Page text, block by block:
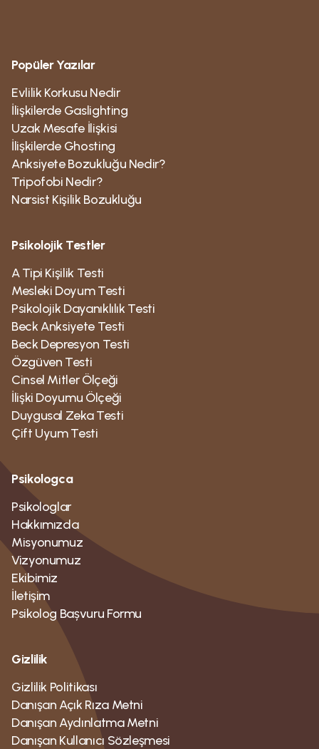
Popüler Yazılar
Evlilik Korkusu Nedir
İlişkilerde Gaslighting
Uzak Mesafe İlişkisi
İlişkilerde Ghosting
Anksiyete Bozukluğu Nedir?
Tripofobi Nedir?
Narsist Kişilik Bozukluğu
Psikolojik Testler
A Tipi Kişilik Testi
Mesleki Doyum Testi
Psikolojik Dayanıklılık Testi
Beck Anksiyete Testi
Beck Depresyon Testi
Özgüven Testi
Cinsel Mitler Ölçeği
İlişki Doyumu Ölçeği
Duygusal Zeka Testi
Çift Uyum Testi
Psikologca
Psikologlar
Hakkımızda
Misyonumuz
Vizyonumuz
Ekibimiz
İletişim
Psikolog Bașvuru Formu
Gizlilik
Gizlilik Politikası
Danışan Açık Rıza Metni
Danışan Aydınlatma Metni
Danışan Kullanıcı Sözleşmesi